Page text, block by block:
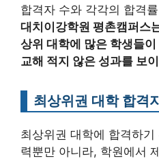
합격자 수와 각각의 합격
대치이강학원 평촌캠퍼스
상위 대학에 많은 학생들
교해 적지 않은 성과를 보
최상위권 대학 합격
최상위권 대학에 합격하
력뿐만 아니라, 학원에서